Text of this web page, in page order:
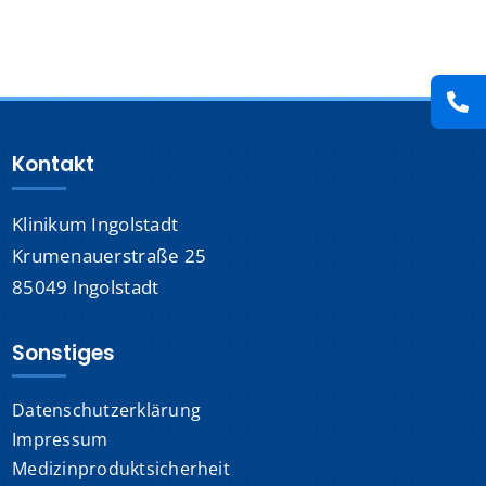
Kontakt
Karriere
Suche
nach:
Kontakt
Klinikum Ingolstadt
Krumenauerstraße 25
85049 Ingolstadt
Sonstiges
Datenschutzerklärung
Impressum
Medizinproduktsicherheit